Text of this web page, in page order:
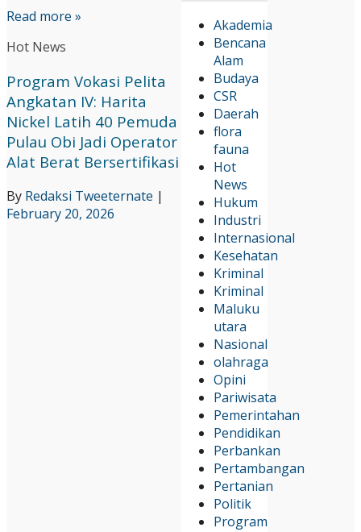
Akademia
Bencana
Alam
Budaya
CSR
Daerah
flora
fauna
Hot
News
Hukum
Industri
Internasional
Kesehatan
Kriminal
Kriminal
Maluku
utara
Nasional
olahraga
Opini
Pariwisata
Pemerintahan
Pendidikan
Perbankan
Pertambangan
Pertanian
Politik
Program
Read more »
Hot News
Program Vokasi Pelita
Angkatan IV: Harita
Nickel Latih 40 Pemuda
Pulau Obi Jadi Operator
Alat Berat Bersertifikasi
By Redaksi Tweeternate |
February 20, 2026